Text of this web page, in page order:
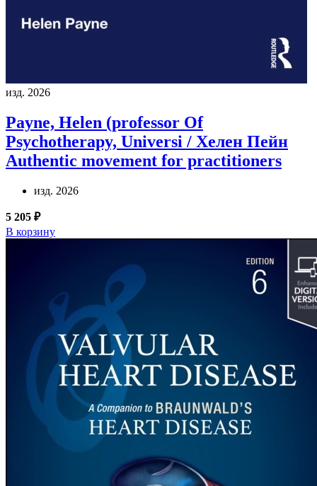
изд. 2026
Payne, Helen (professor Of
Psychotherapy, Universi / Хелен Пейн
Authentic movement for practitioners
изд. 2026
5 205 ₽
В корзину